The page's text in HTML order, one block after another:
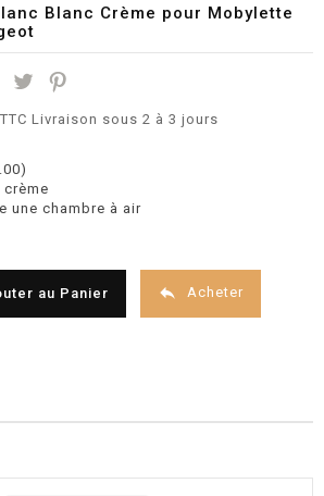
Blanc Crème pour Mobylette
TTCLivraison sous 2 à 3 jours
crème
une chambre à air
au Panier  Acheter